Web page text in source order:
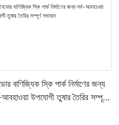
বাণিজ্যিক স্কি পার্ক নির্মাণের জন্য
আবহাওয়া উপযোগী তুষার তৈরির সম্পূর্ণ